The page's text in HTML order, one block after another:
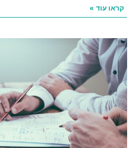
קראו עוד »